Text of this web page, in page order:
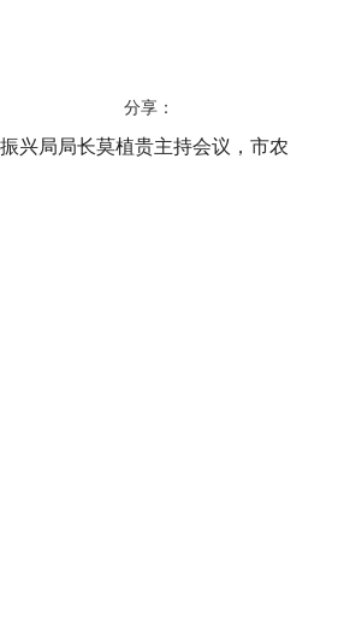
分享：
兴局局长莫植贵主持会议，市农